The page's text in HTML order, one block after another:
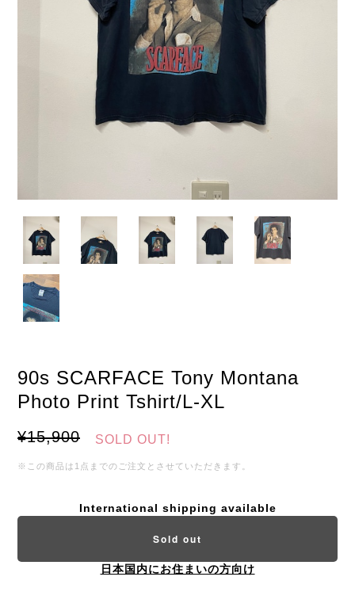
90s SCARFACE Tony Montana
Photo Print Tshirt/L-XL
¥15,900 SOLD OUT!
※この商品は1点までのご注文とさせていただきます。
International shipping available
Sold out
日本国内にお住まいの方向け